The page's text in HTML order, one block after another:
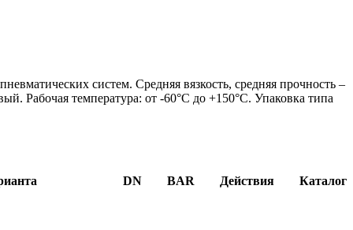
систем. Средняя вязкость, средняя прочность –
Рабочая температура: от -60°C до +150°C. Упаковка типа
DN BAR Действия Каталог